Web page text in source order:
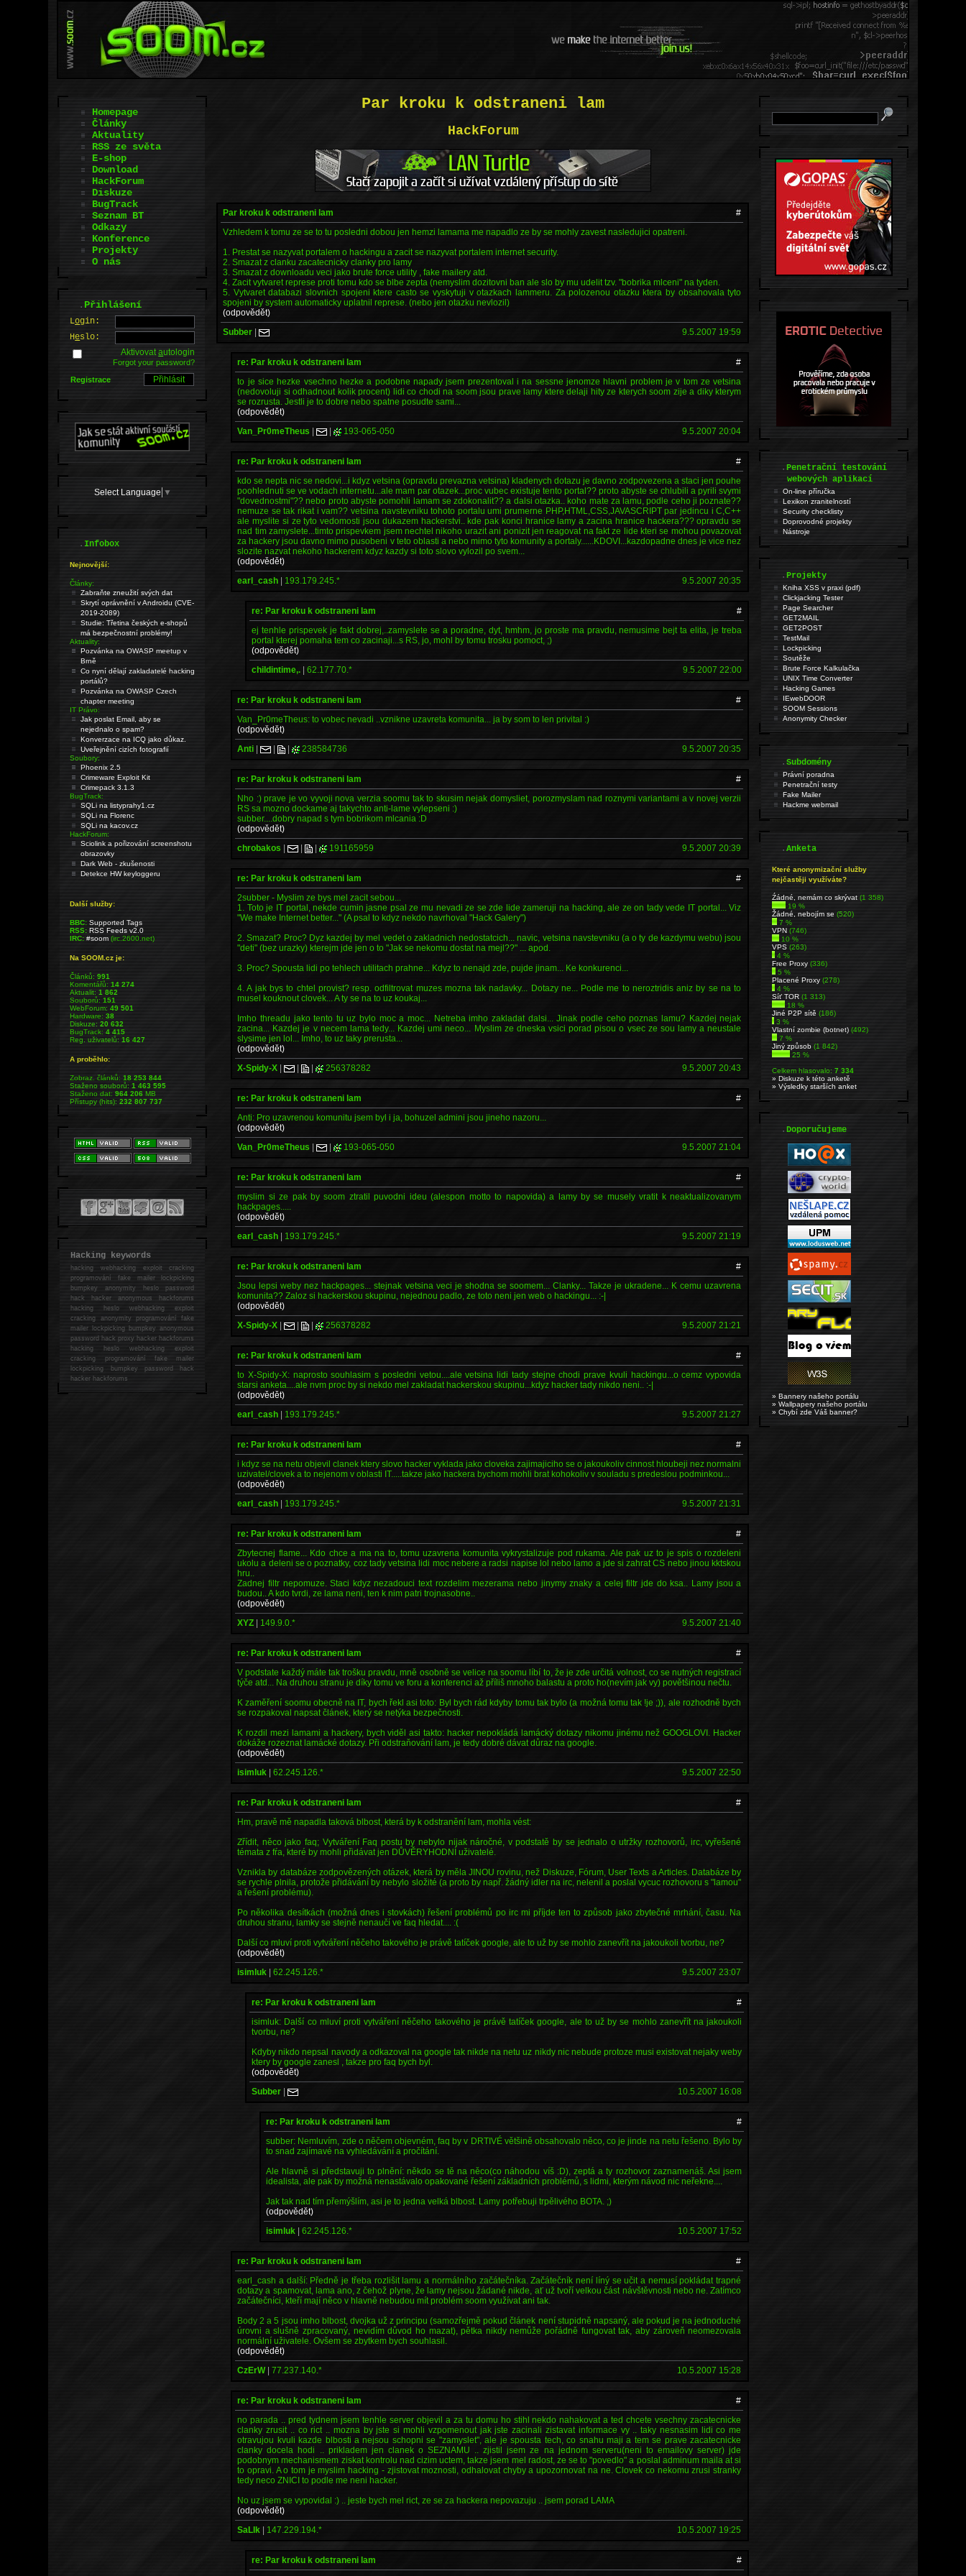
Par kroku k odstraneni lam
HackForum
Par kroku k odstraneni lam
#
Vzhledem k tomu ze se to tu posledni dobou jen hemzi lamama me napadlo ze by se mohly zavest nasledujici opatreni.
1. Prestat se nazyvat portalem o hackingu a zacit se nazyvat portalem internet security.
2. Smazat z clanku zacatecnicky clanky pro lamy
3. Smazat z downloadu veci jako brute force utility , fake mailery atd.
4. Zacit vytvaret represe proti tomu kdo se blbe zepta (nemyslim dozitovni ban ale slo by mu udelit tzv. "bobrika mlceni" na tyden.
5. Vytvaret databazi slovnich spojeni ktere casto se vyskytuji v otazkach lammeru. Za polozenou otazku ktera by obsahovala tyto
spojeni by system automaticky uplatnil represe. (nebo jen otazku nevlozil)
(odpovědět)
Subber | 9.5.2007 19:59
re: Par kroku k odstraneni lam
#
to je sice hezke vsechno hezke a podobne napady jsem prezentoval i na sessne jenomze hlavni problem je v tom ze vetsina
(nedovoluji si odhadnout kolik procent) lidi co chodi na soom jsou prave lamy ktere delaji hity ze kterych soom zije a diky kterym
se rozrusta. Jestli je to dobre nebo spatne posudte sami...
(odpovědět)
Van_Pr0meTheus | | 193-065-050 9.5.2007 20:04
re: Par kroku k odstraneni lam
#
kdo se nepta nic se nedovi...i kdyz vetsina (opravdu prevazna vetsina) kladenych dotazu je davno zodpovezena a staci jen pouhe
poohlednuti se ve vodach internetu...ale mam par otazek...proc vubec existuje tento portal?? proto abyste se chlubili a pyrili svymi
"dovednostmi"?? nebo proto abyste pomohli lamam se zdokonalit?? a dalsi otazka.. koho mate za lamu, podle ceho ji poznate??
nemuze se tak rikat i vam?? vetsina navstevniku tohoto portalu umi prumerne PHP,HTML,CSS,JAVASCRIPT par jedincu i C,C++
ale myslite si ze tyto vedomosti jsou dukazem hackerstvi.. kde pak konci hranice lamy a zacina hranice hackera??? opravdu se
nad tim zamyslete...timto prispevkem jsem nechtel nikoho urazit ani ponizit jen reagovat na fakt ze lide kteri se mohou povazovat
za hackery jsou davno mimo pusobeni v teto oblasti a nebo mimo tyto komunity a portaly......KDOVI...kazdopadne dnes je vice nez
slozite nazvat nekoho hackerem kdyz kazdy si toto slovo vylozil po svem...
(odpovědět)
earl_cash | 193.179.245.* 9.5.2007 20:35
re: Par kroku k odstraneni lam
#
ej tenhle prispevek je fakt dobrej,..zamyslete se a poradne, dyt, hmhm, jo proste ma pravdu, nemusime bejt ta elita, je treba
portal kterej pomaha tem co zacinaji...s RS, jo, mohl by tomu trosku pomoct, ;)
(odpovědět)
childintime,. |62.177.70.* 9.5.2007 22:00
re: Par kroku k odstraneni lam
#
Van_Pr0meTheus: to vobec nevadi ..vznikne uzavreta komunita... ja by som to len privital :)
(odpovědět)
Anti | | | 238584736 9.5.2007 20:35
re: Par kroku k odstraneni lam
#
Nho :) prave je vo vyvoji nova verzia soomu tak to skusim nejak domysliet, porozmyslam nad roznymi variantami a v novej verzii
RS sa mozno dockame aj takychto anti-lame vylepseni :)
subber....dobry napad s tym bobrikom mlcania :D
(odpovědět)
chrobakos | | | 191165959 9.5.2007 20:39
re: Par kroku k odstraneni lam
#
2subber - Myslim ze bys mel zacit sebou...
1. Toto je IT portal, nekde cumin jasne psal ze mu nevadi ze se zde lide zameruji na hacking, ale ze on tady vede IT portal... Viz
"We make Internet better..." (A psal to kdyz nekdo navrhoval "Hack Galery")
2. Smazat? Proc? Dyz kazdej by mel vedet o zakladnich nedostatcich... navic, vetsina navstevniku (a o ty de kazdymu webu) jsou
"deti" (bez urazky) kterejm jde jen o to "Jak se nekomu dostat na mejl??" ... apod.
3. Proc? Spousta lidi po tehlech utilitach prahne... Kdyz to nenajd zde, pujde jinam... Ke konkurenci...
4. A jak bys to chtel provist? resp. odfiltrovat muzes mozna tak nadavky... Dotazy ne... Podle me to neroztridis aniz by se na to
musel kouknout clovek... A ty se na to uz koukaj...
Imho threadu jako tento tu uz bylo moc a moc... Netreba imho zakladat dalsi... Jinak podle ceho poznas lamu? Kazdej nejak
zacina... Kazdej je v necem lama tedy... Kazdej umi neco... Myslim ze dneska vsici porad pisou o vsec ze sou lamy a neustale
slysime jen lol... Imho, to uz taky prerusta...
(odpovědět)
X-Spidy-X | | | 256378282 9.5.2007 20:43
re: Par kroku k odstraneni lam
#
Anti: Pro uzavrenou komunitu jsem byl i ja, bohuzel admini jsou jineho nazoru...
(odpovědět)
Van_Pr0meTheus | | 193-065-050 9.5.2007 21:04
re: Par kroku k odstraneni lam
#
myslim si ze pak by soom ztratil puvodni ideu (alespon motto to napovida) a lamy by se musely vratit k neaktualizovanym
hackpages.....
(odpovědět)
earl_cash | 193.179.245.* 9.5.2007 21:19
re: Par kroku k odstraneni lam
#
Jsou lepsi weby nez hackpages... stejnak vetsina veci je shodna se soomem... Clanky... Takze je ukradene... K cemu uzavrena
komunita?? Zaloz si hackerskou skupinu, nejednou padlo, ze toto neni jen web o hackingu... :-|
(odpovědět)
X-Spidy-X | | | 256378282 9.5.2007 21:21
re: Par kroku k odstraneni lam
#
to X-Spidy-X: naprosto souhlasim s posledni vetou....ale vetsina lidi tady stejne chodi prave kvuli hackingu...o cemz vypovida
starsi anketa....ale nvm proc by si nekdo mel zakladat hackerskou skupinu...kdyz hacker tady nikdo neni.. :-|
(odpovědět)
earl_cash | 193.179.245.* 9.5.2007 21:27
re: Par kroku k odstraneni lam
#
i kdyz se na netu objevil clanek ktery slovo hacker vyklada jako cloveka zajimajiciho se o jakoukoliv cinnost hloubeji nez normalni
uzivatel/clovek a to nejenom v oblasti IT.....takze jako hackera bychom mohli brat kohokoliv v souladu s predeslou podminkou...
(odpovědět)
earl_cash | 193.179.245.* 9.5.2007 21:31
re: Par kroku k odstraneni lam
#
Zbytecnej flame... Kdo chce a ma na to, tomu uzavrena komunita vykrystalizuje pod rukama. Ale pak uz to je spis o rozdeleni
ukolu a deleni se o poznatky, coz tady vetsina lidi moc nebere a radsi napise lol nebo lamo a jde si zahrat CS nebo jinou kktskou
hru..
Zadnej filtr nepomuze. Staci kdyz nezadouci text rozdelim mezerama nebo jinymy znaky a celej filtr jde do ksa.. Lamy jsou a
budou.. A kdo tvrdi, ze lama neni, ten k nim patri trojnasobne..
(odpovědět)
XYZ | 149.9.0.* 9.5.2007 21:40
re: Par kroku k odstraneni lam
#
V podstate každý máte tak trošku pravdu, mně osobně se velice na soomu líbí to, že je zde určitá volnost, co se nutných registrací
týče atd... Na druhou stranu je díky tomu ve foru a konferenci až příliš mnoho balastu a proto ho(nevím jak vy) povětšinou nečtu.
K zaměření soomu obecně na IT, bych řekl asi toto: Byl bych rád kdyby tomu tak bylo (a možná tomu tak !je ;)), ale rozhodně bych
se rozpakoval napsat článek, který se netýka bezpečnosti.
K rozdil mezi lamami a hackery, bych viděl asi takto: hacker nepokládá lamácký dotazy nikomu jinému než GOOGLOVI. Hacker
dokáže rozeznat lamácké dotazy. Při odstraňování lam, je tedy dobré dávat důraz na google.
(odpovědět)
isimluk |62.245.126.* 9.5.2007 22:50
re: Par kroku k odstraneni lam
#
Hm, pravě mě napadla taková blbost, která by k odstranění lam, mohla vést:
Zřídit, něco jako faq; Vytváření Faq postu by nebylo nijak náročné, v podstatě by se jednalo o utržky rozhovorů, irc, vyřešené
témata z fŕa, které by mohli přidávat jen DŮVĚRYHODNÍ uživatelé.
Vznikla by databáze zodpovězených otázek, která by měla JINOU rovinu, než Diskuze, Fórum, User Texts a Articles. Databáze by
se rychle plnila, protože přidávání by nebylo složité (a proto by např. žádný idler na irc, nelenil a poslal vycuc rozhovoru s "lamou"
a řešení problému).
Po několika desítkách (možná dnes i stovkách) řešení problémů po irc mi příjde ten to způsob jako zbytečné mrhání, času. Na
druhou stranu, lamky se stejně nenaučí ve faq hledat.... :(
Další co mluví proti vytváření něčeho takového je právě tatíček google, ale to už by se mohlo zanevřít na jakoukoli tvorbu, ne?
(odpovědět)
isimluk |62.245.126.* 9.5.2007 23:07
re: Par kroku k odstraneni lam
#
isimluk: Další co mluví proti vytváření něčeho takového je právě tatíček google, ale to už by se mohlo zanevřít na jakoukoli
tvorbu, ne?
Kdyby nikdo nepsal navody a odkazoval na google tak nikde na netu uz nikdy nic nebude protoze musi existovat nejaky weby
ktery by google zanesl , takze pro faq bych byl.
(odpovědět)
Subber | 10.5.2007 16:08
re: Par kroku k odstraneni lam
#
subber: Nemluvím, zde o něčem objevném, faq by v DRTIVÉ většině obsahovalo něco, co je jinde na netu řešeno. Bylo by
to snad zajímavé na vyhledávání a pročítání.
Ale hlavně si představuji to plnění: někdo se tě na něco(co náhodou víš :D), zeptá a ty rozhovor zaznamenáš. Asi jsem
idealista, ale pak by možná nenastávalo opakované řešení základních problémů, s lidmi, kterým návod nic neřekne....
Jak tak nad tím přemýšlím, asi je to jedna velká blbost. Lamy potřebuji trpělivého BOTA. ;)
(odpovědět)
isimluk |62.245.126.* 10.5.2007 17:52
re: Par kroku k odstraneni lam
#
earl_cash a další: Předně je třeba rozlišit lamu a normálního začátečníka. Začátečník není líný se učit a nemusí pokládat trapné
dotazy a spamovat, lama ano, z čehož plyne, že lamy nejsou žádané nikde, ať už tvoří velkou část návštěvnosti nebo ne. Zatímco
začátečníci, kteří mají něco v hlavně nebudou mít problém soom využívat ani tak.
Body 2 a 5 jsou imho blbost, dvojka už z principu (samozřejmě pokud článek není stupidně napsaný, ale pokud je na jednoduché
úrovni a slušně zpracovaný, nevidím důvod ho mazat), pětka nikdy nemůže pořádně fungovat tak, aby zároveň neomezovala
normální uživatele. Ovšem se zbytkem bych souhlasil.
(odpovědět)
CzErW|77.237.140.* 10.5.2007 15:28
re: Par kroku k odstraneni lam
#
no parada .. pred tydnem jsem tenhle server objevil a za tu domu ho stihl nekdo nahakovat a ted chcete vsechny zacatecnicke
clanky zrusit .. co rict .. mozna by jste si mohli vzpomenout jak jste zacinali zistavat informace vy .. taky nesnasim lidi co me
otravujou kvuli kazde blbosti a nejsou schopni se "zamyslet", ale je spousta tech, co snahu maji a tem se prave zacatecnicke
clanky docela hodi .. prikladem jen clanek o SEZNAMU .. zjistil jsem ze na jednom serveru(neni to emailovy server) jde
podobnym mechanismem ziskat kontrolu nad cizim uctem, takze jsem mel radost, ze se to "povedlo" a poslal adminum maila at si
to opravi. A o tom je myslim hacking - zjistovat moznosti, odhalovat chyby a upozornovat na ne. Clovek co nekomu zrusi stranky
tedy neco ZNICI to podle me neni hacker.
No uz jsem se vypovidal :) .. jeste bych mel rict, ze se za hackera nepovazuju .. jsem porad LAMA
(odpovědět)
SaLIk | 147.229.194.* 10.5.2007 19:25
re: Par kroku k odstraneni lam
#
Homepage
Články
Aktuality
RSS ze světa
E-shop
Download
HackForum
Diskuze
BugTrack
Seznam BT
Odkazy
Konference
Projekty
O nás
.Přihlášení
Login:
Heslo:
Aktivovatautologin
Forgot your password?
Registrace
Select Language ▼
.Infobox
Nejnovější:
Články:
Zabraňte zneužití svých dat
Skrytí oprávnění v Androidu (CVE-
2019-2089)
Studie: Třetina českých e-shopů
má bezpečnostní problémy!
Aktuality:
Pozvánka na OWASP meetup v
Brně
Co nyní dělají zakladatelé hacking
portálů?
Pozvánka na OWASP Czech
chapter meeting
IT Právo:
Jak poslat Email, aby se
nejednalo o spam?
Konverzace na ICQ jako důkaz.
Uveřejnění cizích fotografií
Soubory:
Phoenix 2.5
Crimeware Exploit Kit
Crimepack 3.1.3
BugTrack:
SQLi na listyprahy1.cz
SQLi na Florenc
SQLi na kacov.cz
HackForum:
Sciolink a pořizování screenshotu
obrazovky
Dark Web - zkušenosti
Detekce HW keyloggeru
Další služby:
BBC: Supported Tags
RSS: RSS Feeds v2.0
IRC: #soom(irc.2600.net)
Na SOOM.cz je:
Článků:991
Komentářů:14 274
Aktualit:1 862
Souborů:151
WebForum:49 501
Hardware:38
Diskuze:20 632
BugTrack:4 415
Reg. uživatelů:16 427
A proběhlo:
Zobraz. článků:18 253 844
Staženo souborů:1 463 595
Staženo dat:964 206MB
Přístupy (hits):232 807 737
Hacking keywords
hackingwebhacking exploit cracking
programování fake mailer lockpicking
bumpkey anonymity heslo password
hackhacker anonymous hackforums
hackingheslo webhacking exploit
cracking anonymity programování fake
mailer lockpicking bumpkey anonymous
password hack proxy hacker hackforums
hacking heslo webhacking exploit
cracking programování fake mailer
lockpicking bumpkey password hack
hackerhackforums
.Penetrační testování
webových aplikací
On-line příručka
Lexikon zranitelností
Security checklisty
Doprovodné projekty
Nástroje
.Projekty
Kniha XSS v praxi (pdf)
Clickjacking Tester
Page Searcher
GET2MAIL
GET2POST
TestMail
Lockpicking
Soutěže
Brute Force Kalkulačka
UNIX Time Converter
Hacking Games
IEwebDOOR
SOOM Sessions
Anonymity Checker
.Subdomény
Právní poradna
Penetrační testy
Fake Mailer
Hackme webmail
.Anketa
Které anonymizační služby
nejčastěji využíváte?
Źádné, nemám co skrývat(1 358)
19 %
Žádné, nebojím se(520)
7 %
VPN(746)
10 %
VPS(263)
4 %
Free Proxy(336)
5 %
Placené Proxy(278)
4 %
Síť TOR(1 313)
18 %
Jiné P2P sítě(186)
3 %
Vlastní zombie (botnet)(492)
7 %
Jiný způsob(1 842)
25 %
Celkem hlasovalo:7 334
» Diskuze k této anketě
» Výsledky starších anket
.Doporučujeme
» Bannery našeho portálu
» Wallpapery našeho portálu
» Chybí zde Váš banner?